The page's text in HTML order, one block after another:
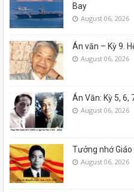
Bay
August 06, 2026
Án văn – Kỳ 9.
August 06, 2026
Án Văn: Kỳ 5, 6,
August 06, 2026
Tưởng nhớ Giáo
August 06, 2026